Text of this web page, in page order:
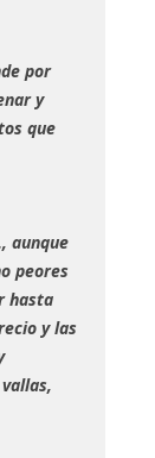
por
y
que
aunque
peores
hasta
y las